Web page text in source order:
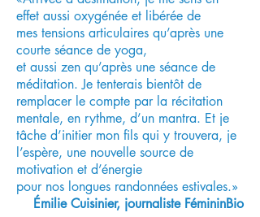
effet aussi oxygénée et libérée de
mes tensions articulaires qu’après une
courte séance de yoga,
et aussi zen qu’après une séance de
méditation. Je tenterais bientôt de
remplacer le compte par la récitation
mentale, en rythme, d’un mantra. Et je
tâche d’initier mon fils qui y trouvera, je
l’espère, une nouvelle source de
motivation et d’énergie
pour nos longues randonnées estivales.»
Émilie Cuisinier, journaliste FémininBio